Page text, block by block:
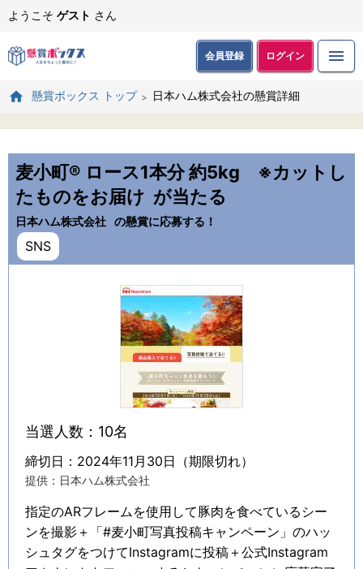
ようこそ ゲスト さん
会員登録 ログイン
懸賞ボックス トップ 日本ハム株式会社の懸賞詳細
麦小町® ロース1本分 約5kg ※カットし
たものをお届け が当たる
日本ハム株式会社 の懸賞に応募する！
SNS
当選人数：10名
締切日：2024年11月30日（期限切れ）
提供：日本ハム株式会社
指定のARフレームを使用して豚肉を食べているシー
ンを撮影＋「#麦小町写真投稿キャンペーン」のハッ
シュタグをつけてInstagramに投稿＋公式Instagram